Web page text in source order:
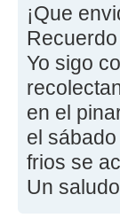
¡Que
Yo sigo
en el
el
frios se
Un saludo